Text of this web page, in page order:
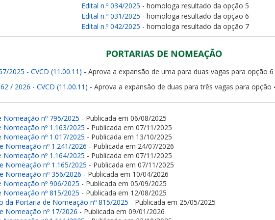
Edital n.º 034/2025 - homologa resultado da opção 5
Edital n.º 031/2025 - homologa resultado da opção 6
Edital n.º 042/2025 - homologa resultado da opção 7
PORTARIAS DE NOMEAÇÃO
2025 - CVCD (11.00.11) - Aprova a expansão de uma para duas vagas para opção 6
/ 2026 - CVCD (11.00.11) - Aprova a expansão de duas para três vagas para opção
Nomeação nº 795/2025 - Publicada em 06/08/2025
Nomeação nº 1.163/2025 - Publicada em 07/11/2025
Nomeação nº 1.017/2025 - Publicada em 13/10/2025
Nomeação nº 1.241/2026 - Publicada em 24/07/2026
Nomeação nº 1.164/2025 - Publicada em 07/11/2025
Nomeação nº 1.165/2025 - Publicada em 07/11/2025
Nomeação nº 356/2026 - Publicada em 10/04/2026
Nomeação nº 906/2025 - Publicada em 05/09/2025
Nomeação nº 815/2025 - Publicada em 12/08/2025
da Portaria de Nomeação nº 815/2025 - Publicada em 25/05/2025
Nomeação nº 17/2026 - Publicada em 09/01/2026